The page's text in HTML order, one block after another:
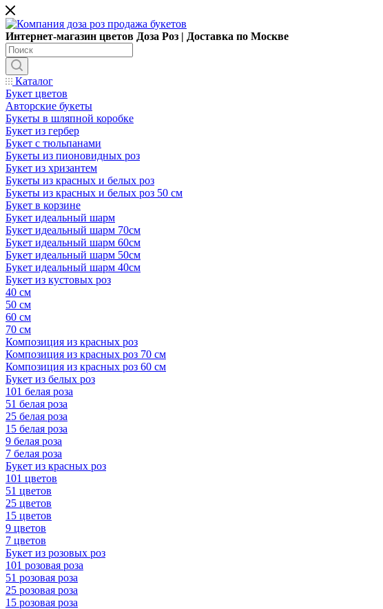
Интернет-магазин цветов Доза Роз | Доставка по Москве
Каталог
Букет цветов
Авторские букеты
Букеты в шляпной коробке
Букет из гербер
Букет с тюльпанами
Букеты из пионовидных роз
Букет из хризантем
Букеты из красных и белых роз
Букеты из красных и белых роз 50 см
Букет в корзине
Букет идеальный шарм
Букет идеальный шарм 70см
Букет идеальный шарм 60см
Букет идеальный шарм 50см
Букет идеальный шарм 40см
Букет из кустовых роз
40 см
50 см
60 см
70 см
Композиция из красных роз
Композиция из красных роз 70 см
Композиция из красных роз 60 см
Букет из белых роз
101 белая роза
51 белая роза
25 белая роза
15 белая роза
9 белая роза
7 белая роза
Букет из красных роз
101 цветов
51 цветов
25 цветов
15 цветов
9 цветов
7 цветов
Букет из розовых роз
101 розовая роза
51 розовая роза
25 розовая роза
15 розовая роза